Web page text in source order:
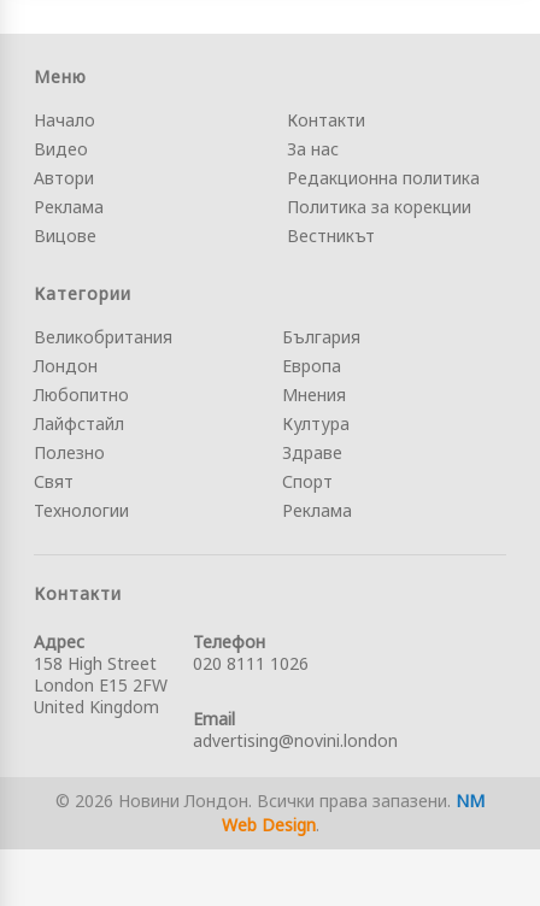
Меню
Начало
Видео
Автори
Реклама
Вицове
Контакти
За нас
Редакционна политика
Политика за корекции
Вестникът
Категории
Великобритания
Лондон
Любопитно
Лайфстайл
Полезно
Свят
Технологии
България
Европа
Мнения
Култура
Здраве
Спорт
Реклама
Контакти
Адрес
158 High Street
London E15 2FW
United Kingdom
Телефон
020 8111 1026
Email
advertising@novini.london
© 2026 Новини Лондон. Всички права запазени. NM
Web Design.